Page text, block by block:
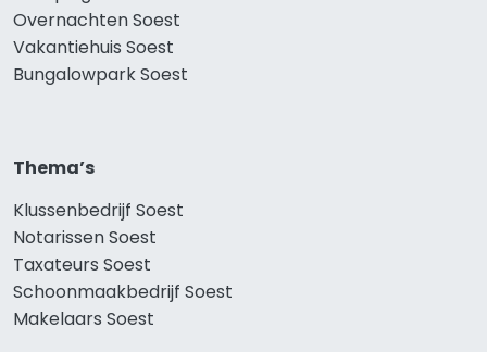
Overnachten Soest
Vakantiehuis Soest
Bungalowpark Soest
Thema’s
Klussenbedrijf Soest
Notarissen Soest
Taxateurs Soest
Schoonmaakbedrijf Soest
Makelaars Soest